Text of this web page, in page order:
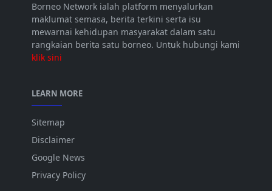
Borneo Network ialah platform menyalurkan
maklumat semasa, berita terkini serta isu
mewarnai kehidupan masyarakat dalam satu
rangkaian berita satu borneo. Untuk hubungi kami
klik sini
LEARN MORE
Sitemap
Disclaimer
Google News
Privacy Policy